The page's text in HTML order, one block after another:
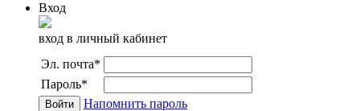
Вход
вход в личный кабинет
Эл. почта*
Пароль*
Напомнить пароль